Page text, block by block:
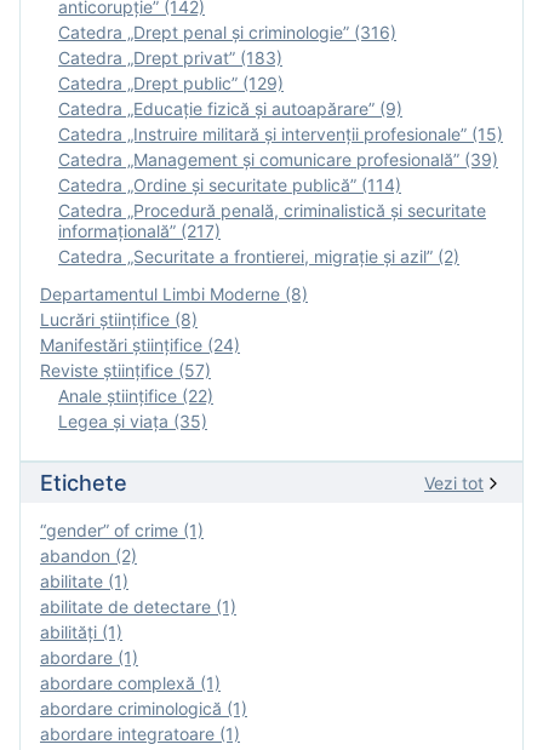
anticorupție” (142)
Catedra „Drept penal și criminologie” (316)
Catedra „Drept privat” (183)
Catedra „Drept public” (129)
Catedra „Educație fizică şi autoapărare” (9)
Catedra „Instruire militară şi intervenţii profesionale” (15)
Catedra „Management și comunicare profesională” (39)
Catedra „Ordine și securitate publică” (114)
Catedra „Procedură penală, criminalistică și securitate
informațională” (217)
Catedra „Securitate a frontierei, migrație și azil” (2)
Departamentul Limbi Moderne (8)
Lucrări științifice (8)
Manifestări ştiinţifice (24)
Reviste ştiinţifice (57)
Anale ştiinţifice (22)
Legea şi viaţa (35)
Etichete Vezi tot
“gender” of crime (1)
abandon (2)
abilitate (1)
abilitate de detectare (1)
abilităţi (1)
abordare (1)
abordare complexă (1)
abordare criminologică (1)
abordare integratoare (1)